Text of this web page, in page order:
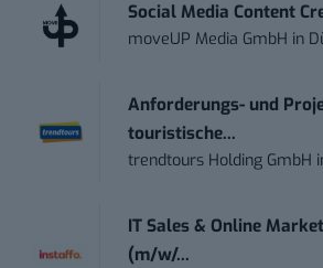
Social Media Content
moveUP Media GmbH in
Anforderungs- und
touristische...
trendtours Holding GmbH
IT Sales & Online
(m/w/...